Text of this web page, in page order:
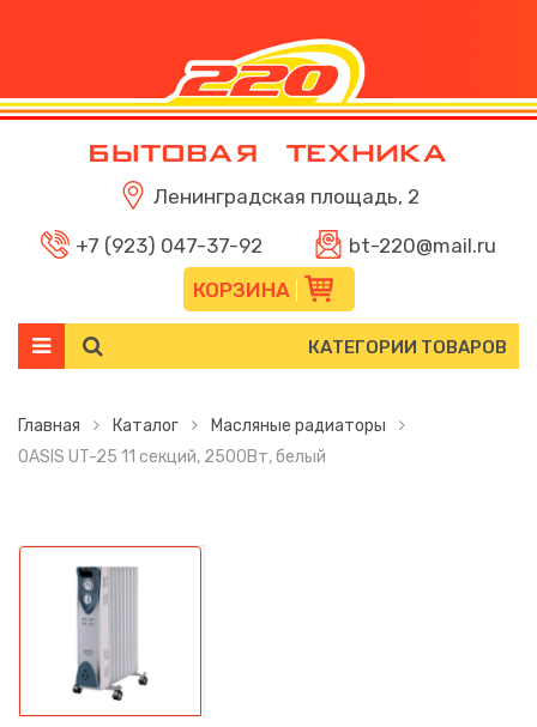
Ленинградская площадь, 2
+7 (923) 047-37-92
bt-220@mail.ru
КОРЗИНА
КАТЕГОРИИ ТОВАРОВ
Главная Каталог
Масляные радиаторы
OASIS UT-25 11 секций, 2500Вт, белый